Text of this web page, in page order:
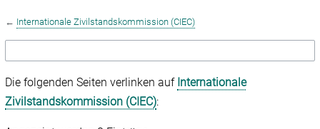
← Internationale Zivilstandskommission (CIEC)
Die folgenden Seiten verlinken auf Internationale
Zivilstandskommission (CIEC):